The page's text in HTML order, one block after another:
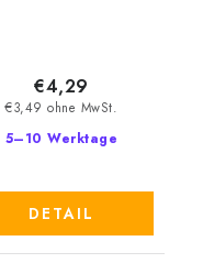
5–10 Werktage
€3,49 ohne MwSt.
€4,29
DETAIL